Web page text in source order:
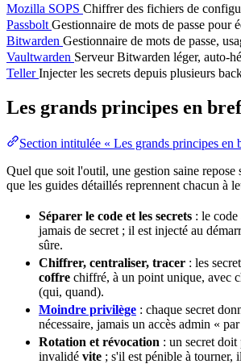
Mozilla SOPS Chiffrer des fichiers de
Passbolt Gestionnaire de mots de passe pour
Bitwarden Gestionnaire de mots de passe,
Vaultwarden Serveur Bitwarden léger, auto-
Teller Injecter les secrets depuis plusieurs
Les grands principes en bref
Section intitulée « Les grands principes en
Quel que soit l'outil, une gestion saine repose
que les guides détaillés reprennent chacun à
Séparer le code et les secrets : le
jamais de secret ; il est injecté au
sûre.
Chiffrer, centraliser, tracer : les
coffre chiffré, à un point unique, avec
(qui, quand).
Moindre privilège : chaque secret
nécessaire, jamais un accès admin «
Rotation et révocation : un secret
invalidé vite ; s'il est pénible à tourner,